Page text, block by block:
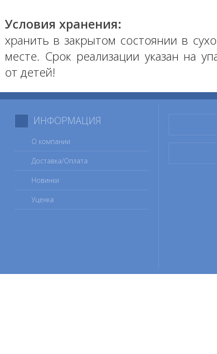
Условия хранения:
хранить в закрытом состоянии в
месте. Срок реализации указан на
от детей!
ИНФОРМАЦИЯ
О компании
Доставка/Оплата
Новинки
Уценка